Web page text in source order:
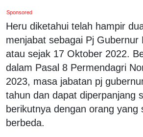
Sponsored
Heru diketahui telah hampir
menjabat sebagai Pj Gubernur
atau sejak 17 Oktober 2022.
dalam Pasal 8 Permendagri
2023, masa jabatan pj
tahun dan dapat diperpanjang
berikutnya dengan orang yang
berbeda.